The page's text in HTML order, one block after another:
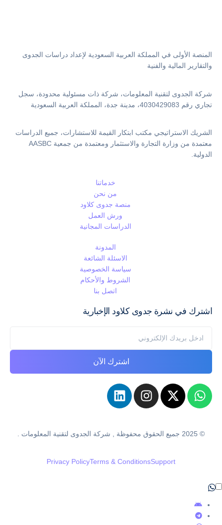
المنصة الأولى في المملكة العربية السعودية لإعداد دراسات الجدوى
والتقارير المالية والفنية
شركة الجدوى لتقنية المعلومات، شركة ذات مسئولية محدودة، سجل
تجاري رقم 4030429083، مدينة جدة، المملكة العربية السعودية
الشريك الاستراتيجي مكتب ابتكار القيمة للاستشارات، جميع الدراسات
معتمدة من وزارة التجارة والاستثمار ومعتمدة من جمعية AASBC
الدولية.
خدماتنا
من نحن
منصة جدوى كلاود
ورش العمل
الدراسات المجانية
المدونة
الاسئلة الشائعة
سياسة الخصوصية
الشروط والأحكام
اتصل بنا
اشترك في نشرة جدوى كلاود الإخبارية
اشترك الآن
© 2025 جميع الحقوق محفوظة , شركة الجدوى لتقنية المعلومات .
Support
Terms & Conditions
Privacy Policy